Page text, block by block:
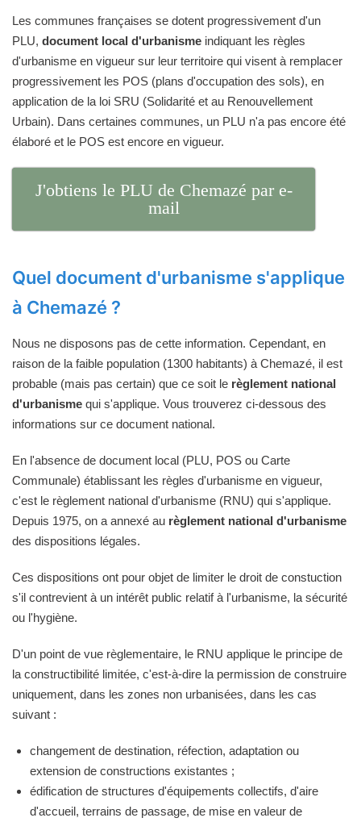
Les communes françaises se dotent progressivement d'un
PLU, document local d'urbanisme indiquant les règles
d'urbanisme en vigueur sur leur territoire qui visent à remplacer
progressivement les POS (plans d'occupation des sols), en
application de la loi SRU (Solidarité et au Renouvellement
Urbain). Dans certaines communes, un PLU n'a pas encore été
élaboré et le POS est encore en vigueur.
J'obtiens le PLU de Chemazé par e-
mail
Quel document d'urbanisme s'applique
à Chemazé ?
Nous ne disposons pas de cette information. Cependant, en
raison de la faible population (1300 habitants) à Chemazé, il est
probable (mais pas certain) que ce soit le règlement national
d'urbanisme qui s'applique. Vous trouverez ci-dessous des
informations sur ce document national.
En l'absence de document local (PLU, POS ou Carte
Communale) établissant les règles d'urbanisme en vigueur,
c'est le règlement national d'urbanisme (RNU) qui s'applique.
Depuis 1975, on a annexé au règlement national d'urbanisme
des dispositions légales.
Ces dispositions ont pour objet de limiter le droit de constuction
s'il contrevient à un intérêt public relatif à l'urbanisme, la sécurité
ou l'hygiène.
D'un point de vue règlementaire, le RNU applique le principe de
la constructibilité limitée, c'est-à-dire la permission de construire
uniquement, dans les zones non urbanisées, dans les cas
suivant :
changement de destination, réfection, adaptation ou
extension de constructions existantes ;
édification de structures d'équipements collectifs, d'aire
d'accueil, terrains de passage, de mise en valeur de